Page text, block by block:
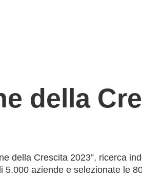
della
della Crescita 2023”, ricerca
aziende e selezionate le